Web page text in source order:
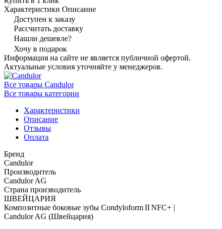
Характеристики Описание
Доступен к заказу
Рассчитать доставку
Нашли дешевле?
Хочу в подарок
Информация на сайте не является публичной офертой.
Актуальные условия уточняйте у менеджеров.
Все товары Candulor
Все товары категории
Характеристики
Описание
Отзывы
Оплата
Бренд
Candulor
Производитель
Candulor AG
Страна производитель
ШВЕЙЦАРИЯ
Композитные боковые зубы Condyloform II NFC+ |
Candulor AG (Швейцария)